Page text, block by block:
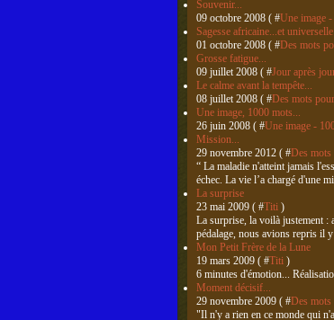
Souvenir...
09 octobre 2008 ( #Une image
Sagesse africaine...et universelle
01 octobre 2008 ( #Des mots
Grosse fatigue...
09 juillet 2008 ( #Jour après
Le calme avant la tempête...
08 juillet 2008 ( #Des mots
Une image, 1000 mots...
26 juin 2008 ( #Une image -
Mission...
29 novembre 2012 ( #Des mots
“ La maladie n'atteint jamais
échec. La vie l’a chargé d'une
La surprise
23 mai 2009 ( #Titi )
La surprise, la voilà justement :
pédalage, nous avions repris il
Mon Petit Frère de la Lune
19 mars 2009 ( #Titi )
6 minutes d'émotion...
Moment décisif...
29 novembre 2009 ( #Des mots
"Il n'y a rien en ce monde qui